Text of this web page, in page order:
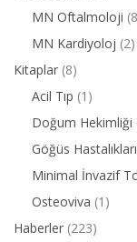
MN Oftalmoloji
MN Kardiyoloj (2)
Kitaplar (8)
Acil Tıp (1)
Doğum Hekimliği
Göğüs Hastalıkları
Minimal İnvazif
Osteoviva (1)
Haberler (223)